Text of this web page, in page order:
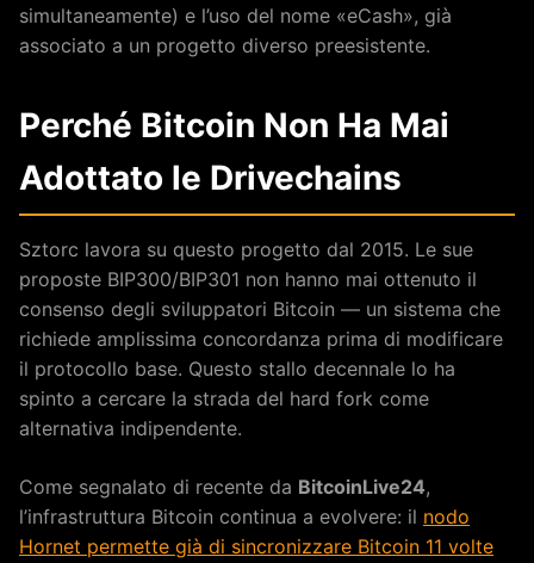
simultaneamente) e l’uso del nome «eCash», già
associato a un progetto diverso preesistente.
Perché Bitcoin Non Ha Mai
Adottato le Drivechains
Sztorc lavora su questo progetto dal 2015. Le sue
proposte BIP300/BIP301 non hanno mai ottenuto il
consenso degli sviluppatori Bitcoin — un sistema che
richiede amplissima concordanza prima di modificare
il protocollo base. Questo stallo decennale lo ha
spinto a cercare la strada del hard fork come
alternativa indipendente.
Come segnalato di recente da BitcoinLive24,
l’infrastruttura Bitcoin continua a evolvere: il nodo
Hornet permette già di sincronizzare Bitcoin 11 volte